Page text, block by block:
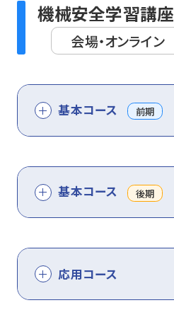
機械安全学習講座
会場・オンライン
基本コース 前期
基本コース 後期
応用コース